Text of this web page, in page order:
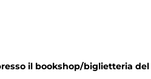
il bookshop/biglietteria del